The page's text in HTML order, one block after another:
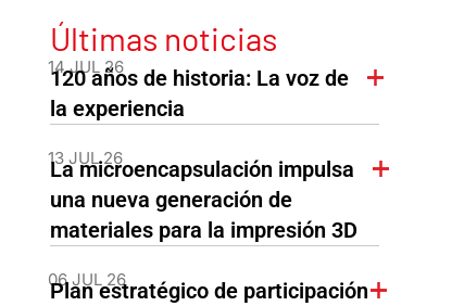
Últimas noticias
14 JUL 26
120 años de historia: La voz de
la experiencia
13 JUL 26
La microencapsulación impulsa
una nueva generación de
materiales para la impresión 3D
06 JUL 26
Plan estratégico de participación